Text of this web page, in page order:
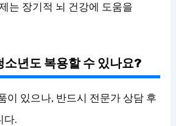
는 장기적 뇌 건강에 도움을
소년도 복용할 수 있나요?
이 있으나, 반드시 전문가 상담 후
다.